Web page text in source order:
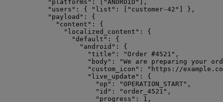
"platforms": ["ANDROID"],
"users": { "list": ["customer-42"] },
"payload": {
"content": {
"localized_content": {
"default": {
"android": {
"title": "Order #4521",
"body": "We are preparing your
"custom_icon": "https://
"live_update": {
"op": "OPERATION_START",
"id": "order_4521",
"progress": 1,